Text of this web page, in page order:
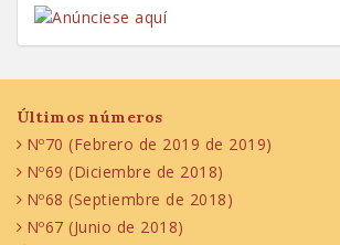
Últimos números
Nº70 (Febrero de 2019 de 2019)
Nº69 (Diciembre de 2018)
Nº68 (Septiembre de 2018)
Nº67 (Junio de 2018)